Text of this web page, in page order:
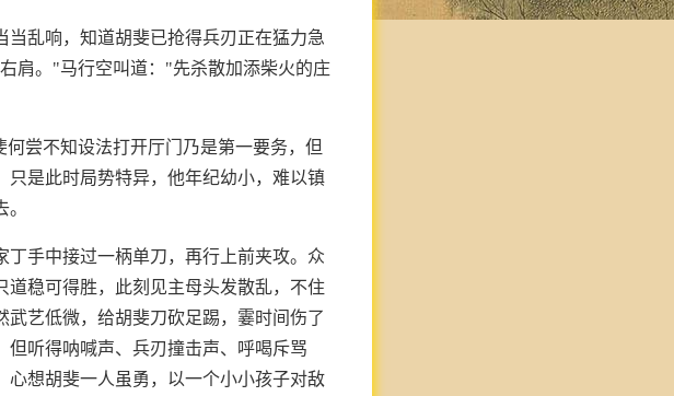
乱响，知道胡斐已抢得兵刃正在猛力急
肩。"马行空叫道："先杀散加添柴火的庄
尝不知设法打开厅门乃是第一要务，但
是此时局势特异，他年纪幼小，难以镇
。
手中接过一柄单刀，再行上前夹攻。众
稳可得胜，此刻见主母头发散乱，不住
艺低微，给胡斐刀砍足踢，霎时间伤了
听得呐喊声、兵刃撞击声、呼喝斥骂
想胡斐一人虽勇，以一个小小孩子对敌